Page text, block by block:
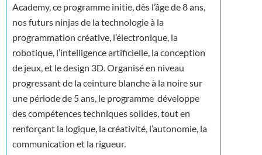
Academy, ce programme initie, dès l’âge de 8 ans,
nos futurs ninjas de la technologie à la
programmation créative, l’électronique, la
robotique, l’intelligence artificielle, la conception
de jeux, et le design 3D. Organisé en niveau
progressant de la ceinture blanche à la noire sur
une période de 5 ans, le programme développe
des compétences techniques solides, tout en
renforçant la logique, la créativité, l’autonomie, la
communication et la rigueur.